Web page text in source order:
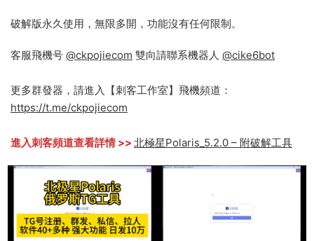
破解版永久使用，無限多開，功能沒有任何限制。
客服飛機号 @ckpojiecom 雙向請聯系機器人 @cike6bot
更多群發器，請進入【刺客工作室】飛機頻道：
https://t.me/ckpojiecom
進入刺客頻道查看詳情 >> 北極星Polaris_5.2.0 – 附破解工具